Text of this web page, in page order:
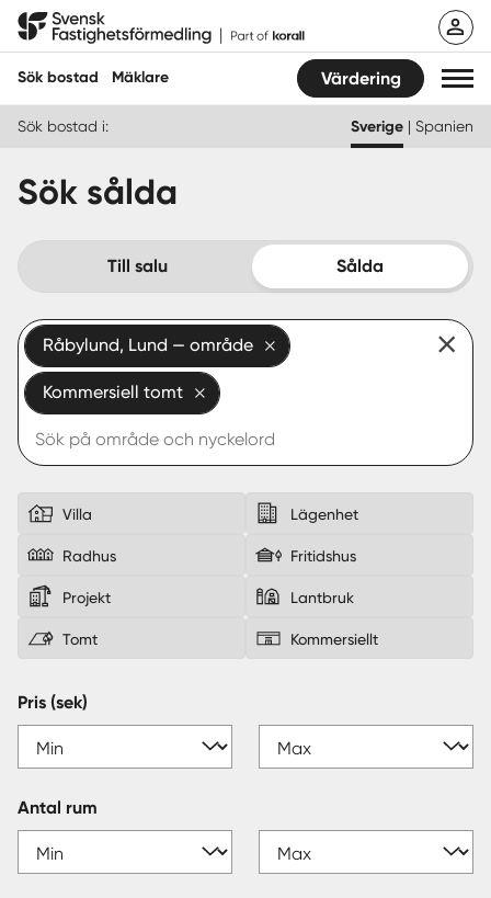
Hoppa
Svensk Fastighetsförmedling
Sök bostad Mäklare Värdering
Hitta mäklare
Köpa
Guider
Start
Logga in
Sverige
Sök bostad i: Sverige | Spanien
Sök sålda
Till salu Sålda
Råbylund, Lund — område
Kommersiell tomt
Villa Lägenhet
Radhus Fritidshus
Projekt Lantbruk
Tomt Kommersiellt
Pris (sek)
Antal rum